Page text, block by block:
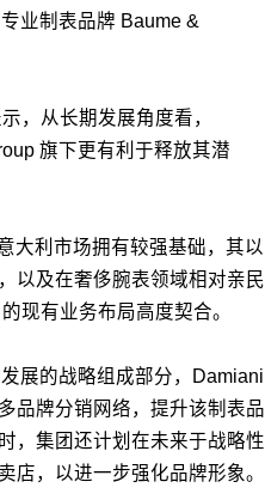
业制表品牌 Baume &
，从长期发展角度看，
旗下更有利于释放其潜
大利市场拥有较强基础，其以
以及在奢侈腕表领域相对亲民
现有业务布局高度契合。
展的战略组成部分，Damiani
品牌分销网络，提升该制表品
，集团还计划在未来于战略性
店，以进一步强化品牌形象。